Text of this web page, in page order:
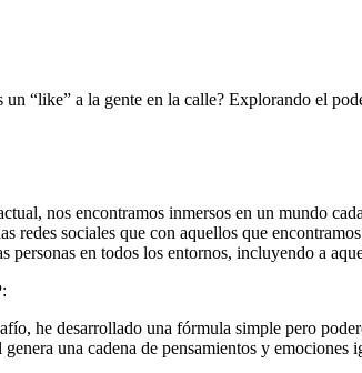
un “like” a la gente en la calle? Explorando el
nos encontramos inmersos en un mundo
redes sociales que con aquellos que
personas en todos los entornos, incluyendo a
he desarrollado una fórmula simple pero
una cadena de pensamientos y